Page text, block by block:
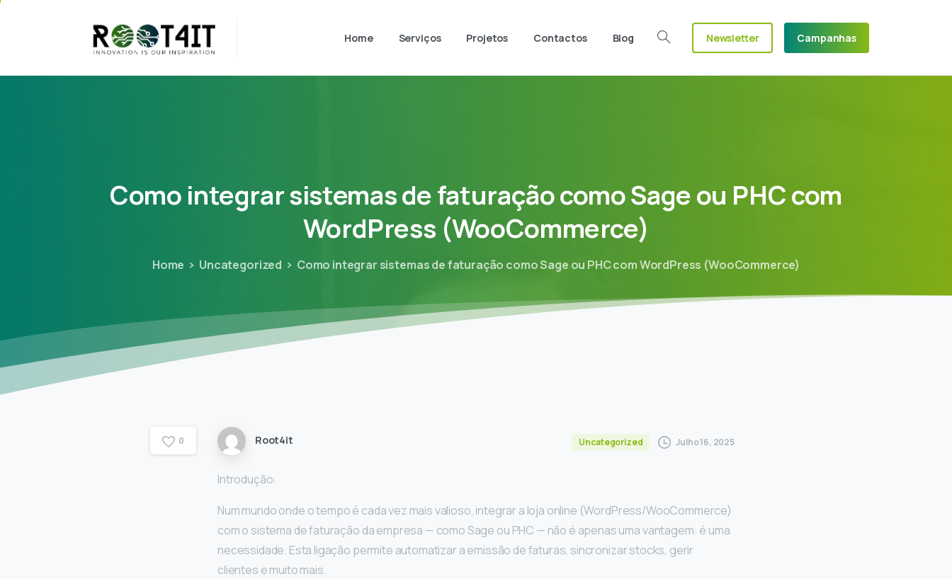
Home Serviços Projetos Contactos Blog
Search
Newsletter Campanhas
Como integrarsistemasdefaturaçãocomoSageou PHCcom
WordPress (WooCommerce)
Home Uncategorized Como integrar sistemas de faturação como Sage ou PHC com WordPress (WooCommerce)
0 Root4it Uncategorized Julho 16, 2025
Introdução:
Num mundo onde o tempo é cada vez mais valioso, integrar a loja online (WordPress/WooCommerce)
com o sistema de faturação da empresa — como Sage ou PHC — não é apenas uma vantagem: é uma
necessidade. Esta ligação permite automatizar a emissão de faturas, sincronizar stocks, gerir
clientes e muito mais.